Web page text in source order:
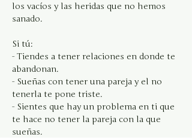
los vacíos y las heridas que no hemos
sanado.
Si tú:
- Tiendes a tener relaciones en donde te
abandonan.
- Sueñas con tener una pareja y el no
tenerla te pone triste.
- Sientes que hay un problema en ti que
te hace no tener la pareja con la que
sueñas.